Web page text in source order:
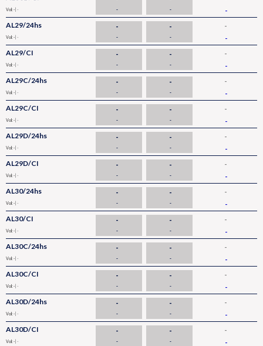
Vol: - | - - - -
AL29/24hs
Vol: - | -
-
-
-
-
-
-
AL29/CI
Vol: - | -
-
-
-
-
-
-
AL29C/24hs
Vol: - | -
-
-
-
-
-
-
AL29C/CI
Vol: - | -
-
-
-
-
-
-
AL29D/24hs
Vol: - | -
-
-
-
-
-
-
AL29D/CI
Vol: - | -
-
-
-
-
-
-
AL30/24hs
Vol: - | -
-
-
-
-
-
-
AL30/CI
Vol: - | -
-
-
-
-
-
-
AL30C/24hs
Vol: - | -
-
-
-
-
-
-
AL30C/CI
Vol: - | -
-
-
-
-
-
-
AL30D/24hs
Vol: - | -
-
-
-
-
-
-
AL30D/CI
Vol: - | -
-
-
-
-
-
-